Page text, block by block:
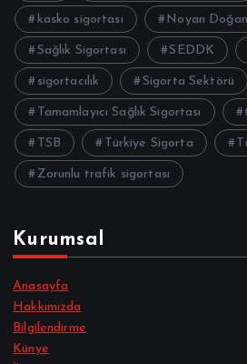
kasko sigortası Noyan Doğan
Sağlık Sigortası SEDDK
sigortacılık Sigorta Sektörü
Tamamlayıcı Sağlık Sigortası
TSB Türkiye Sigorta
Zorunlu trafik sigortası
Kurumsal
Anasayfa
Hakkımızda
Bilgilendirme
Künye